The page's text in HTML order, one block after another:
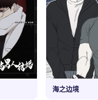
海之边境